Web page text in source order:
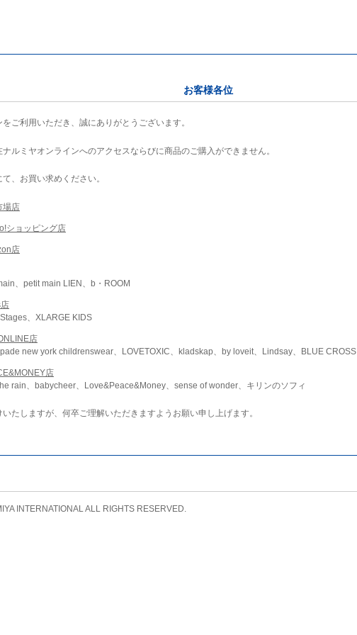
お客様各位
ご利用いただき、誠にありがとうございます。
ルミヤオンラインへのアクセスならびに商品のご購入ができません。
、お買い求めください。
場店
ショッピング店
店
、petit main LIEN、b・ROOM
、XLARGE KIDS
店
new york childrenswear、LOVETOXIC、kladskap、by loveit、Lindsay、BLUE CROSS
店
rain、babycheer、Love&Peace&Money、sense of wonder、キリンのソフィ
たしますが、何卒ご理解いただきますようお願い申し上げます。